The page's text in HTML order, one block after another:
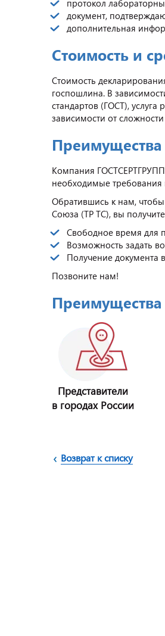
протокол
документ,
дополнительная
Стоимость и
Стоимость
госпошлина. В
стандартов (ГОСТ),
зависимости от
Компания
необходимые требования
Обратившись к нам,
Союза (ТР ТС), вы
Свободное время для
Возможность задать
Получение документа
Позвоните нам!
Представители
в городах России
Возврат к списку